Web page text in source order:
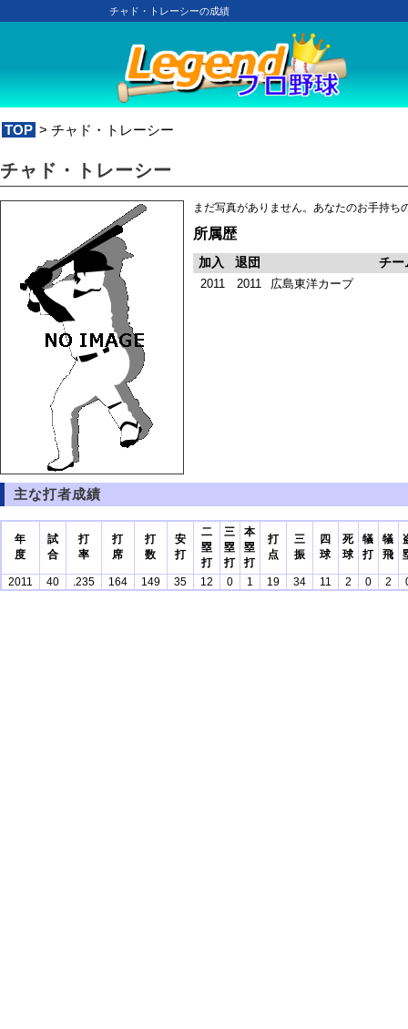
チャド・トレーシーの成績
TOP > チャド・トレーシー
チャド・トレーシー
まだ写真がありません。あなたのお手持ち
所属歴
加入 退団 チー
2011 2011 広島東洋カープ
主な打者成績
年
度
試
合
打
率
打
席
打
数
安
打
二
塁
打
三
塁
打
本
塁
打
打
点
三
振
四
球
死
球
犠
打
犠
飛
2011 40 .235 164 149 35 12 0 1 19 34 11 2 0 2